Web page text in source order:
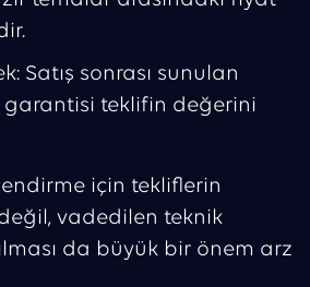
Satış sonrası sunulan
garantisi teklifin değerini
için tekliflerin
vadedilen teknik
da büyük bir önem arz